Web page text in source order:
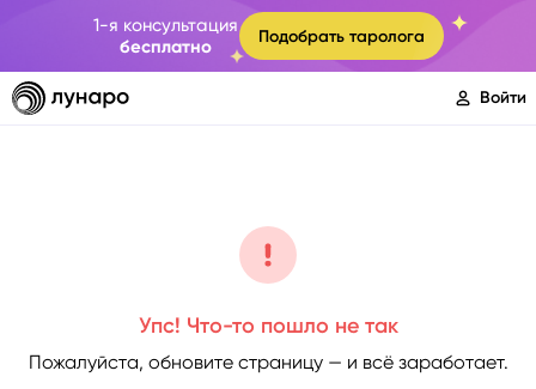
1-я консультация
бесплатно
Подобрать таролога
Войти
Упс! Что-то пошло не так
Пожалуйста, обновите страницу — и всё заработает.